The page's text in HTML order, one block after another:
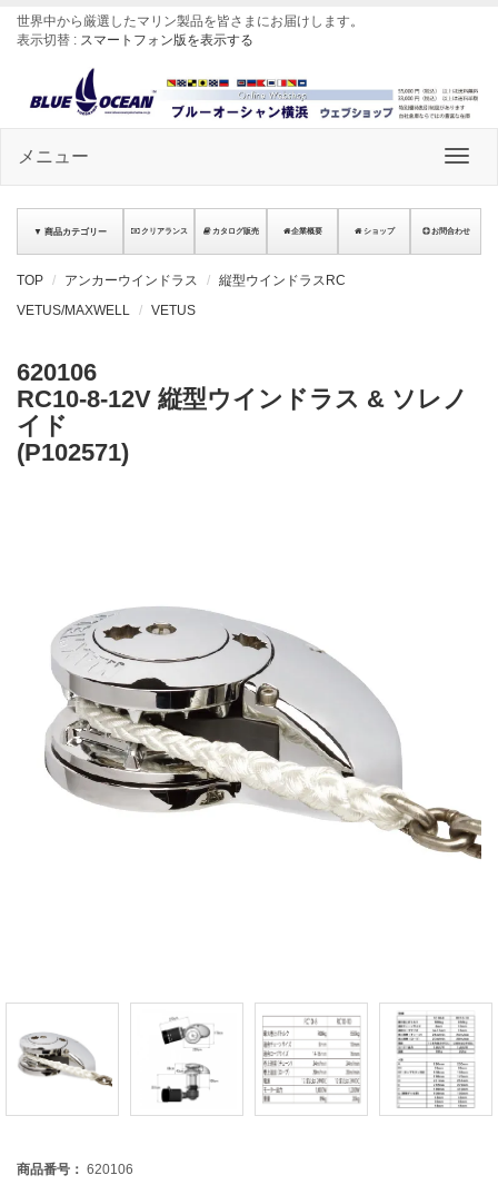
世界中から厳選したマリン製品を皆さまにお届けします。
表示切替 : スマートフォン版を表示する
メニュー
▼ 商品カテゴリー クリアランス カタログ販売 企業概要 ショップ お問合わせ
TOP アンカーウインドラス
縦型ウインドラスRC
VETUS/MAXWELL
VETUS
620106
RC10-8-12V 縦型ウインドラス & ソレノ
イド
(P102571)
商品番号： 620106